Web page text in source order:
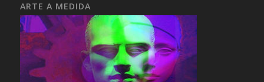
ARTE A MEDIDA